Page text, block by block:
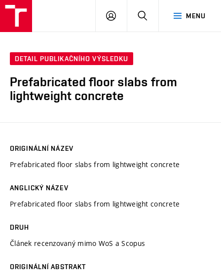
MENU
PŘIHLÁSIT
DETAIL PUBLIKAČNÍHO VÝSLEDKU
Prefabricated floor slabs from
lightweight concrete
ORIGINÁLNÍ NÁZEV
Prefabricated floor slabs from lightweight concrete
ANGLICKÝ NÁZEV
Prefabricated floor slabs from lightweight concrete
DRUH
Článek recenzovaný mimo WoS a Scopus
ORIGINÁLNÍ ABSTRAKT